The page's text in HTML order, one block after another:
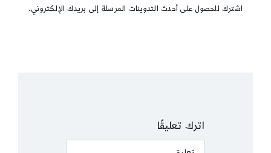
اشترك للحصول على أحدث التدوينات المرسلة إلى بريدك الإلكتروني.
اترك تعليقًا
Comment